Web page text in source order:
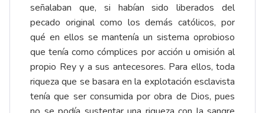
señalaban que, si habían sido liberados del
pecado original como los demás católicos, por
qué en ellos se mantenía un sistema oprobioso
que tenía como cómplices por acción u omisión al
propio Rey y a sus antecesores. Para ellos, toda
riqueza que se basara en la explotación esclavista
tenía que ser consumida por obra de Dios, pues